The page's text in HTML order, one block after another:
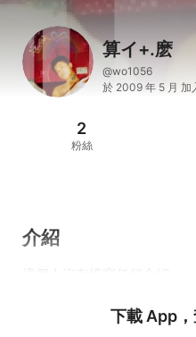
算イ+.麽
@wo1056
於 2009 年 5 月 加
2
粉絲
介紹
下載 App